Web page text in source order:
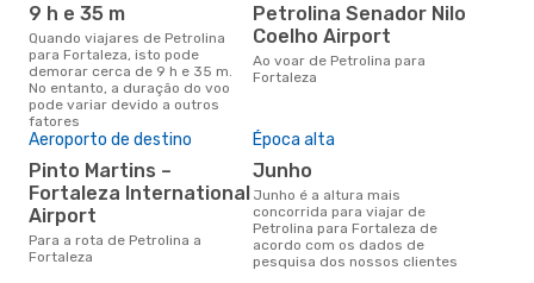
9 h e 35 m
Quando viajares de Petrolina
para Fortaleza, isto pode
demorar cerca de 9 h e 35 m.
No entanto, a duração do voo
pode variar devido a outros
fatores
Petrolina Senador Nilo
Coelho Airport
Ao voar de Petrolina para
Fortaleza
Aeroporto de destino
Pinto Martins –
Fortaleza International
Airport
Para a rota de Petrolina a
Fortaleza
Época alta
junho
junho é a altura mais
concorrida para viajar de
Petrolina para Fortaleza de
acordo com os dados de
pesquisa dos nossos clientes